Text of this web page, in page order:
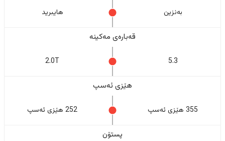
بەنزین هایبرید
قەبارەی مەکینە
5.3
2.0T
هێزی ئەسپ
355 هێزی ئەسپ 252 هێزی ئەسپ
پستۆن